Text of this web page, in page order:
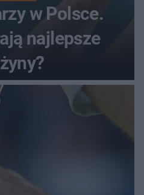
w Polsce.
najlepsze